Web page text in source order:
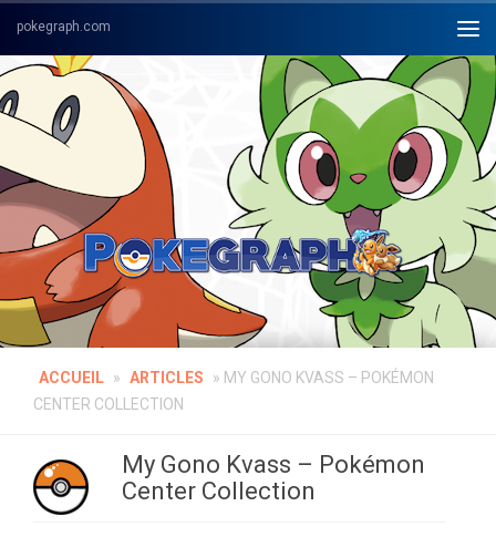
Skip to content
ACCUEIL » ARTICLES » MY GONO KVASS – POKÉMON
CENTER COLLECTION
My Gono Kvass – Pokémon
Center Collection